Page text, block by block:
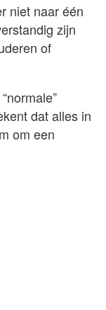
niet naar één
zijn
of
dat alles in
om een